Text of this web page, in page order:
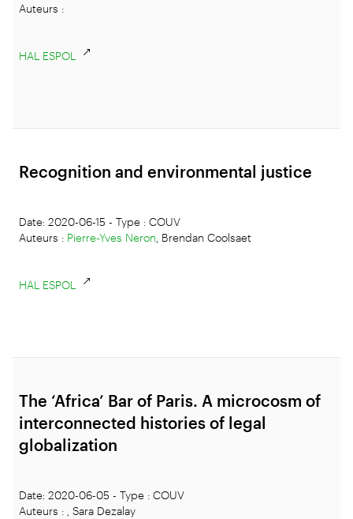
Auteurs :
HAL ESPOL
Recognition and environmental justice
Date: 2020-06-15 - Type : COUV
Auteurs : Pierre-Yves Neron , Brendan Coolsaet
HAL ESPOL
The ‘Africa’ Bar of Paris. A microcosm of
interconnected histories of legal
globalization
Date: 2020-06-05 - Type : COUV
Auteurs : , Sara Dezalay